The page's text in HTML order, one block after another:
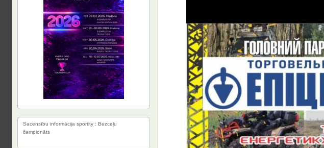
Sacensību informācija sportity : Bezceļu
čempionāts